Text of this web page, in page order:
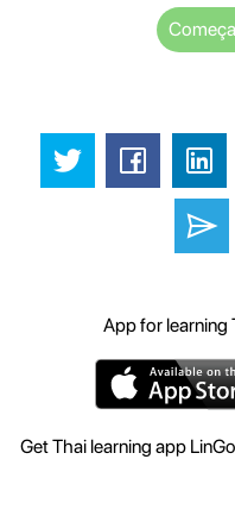
App for learning
Get Thai learning app